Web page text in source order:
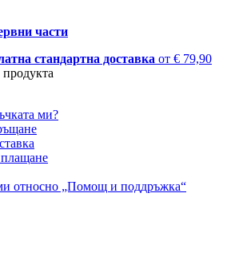
части
стандартна доставка от € 79,90
ми?
относно „Помощ и поддръжка“